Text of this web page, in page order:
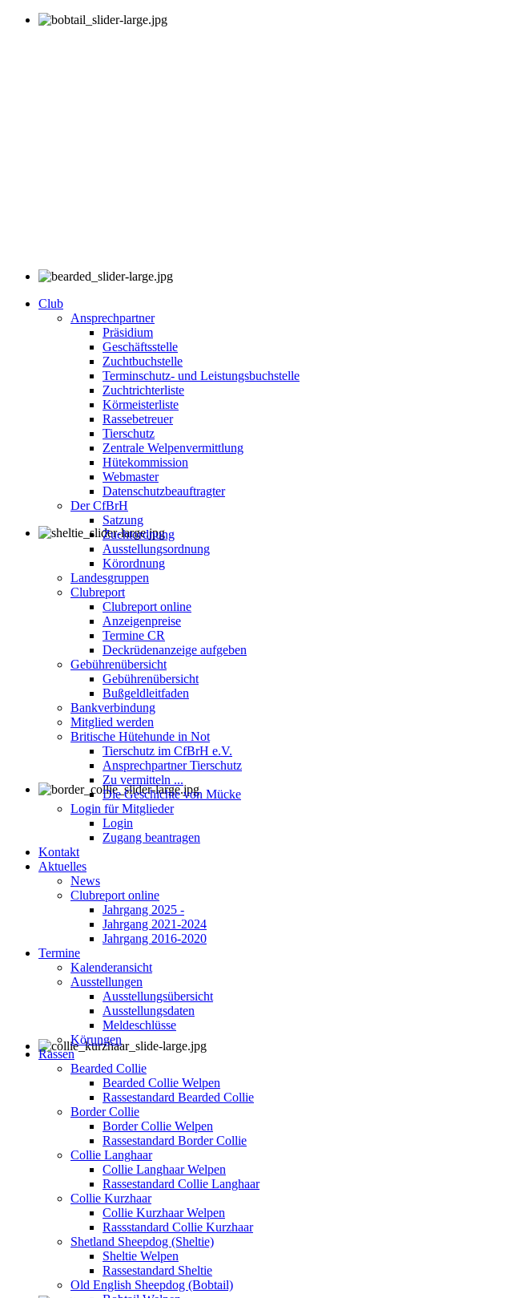
Club
Ansprechpartner
Präsidium
Geschäftsstelle
Zuchtbuchstelle
Terminschutz- und Leistungsbuchstelle
Zuchtrichterliste
Körmeisterliste
Rassebetreuer
Tierschutz
Zentrale Welpenvermittlung
Hütekommission
Webmaster
Datenschutzbeauftragter
Der CfBrH
Satzung
Zuchtordnung
Ausstellungsordnung
Körordnung
Landesgruppen
Clubreport
Clubreport online
Anzeigenpreise
Termine CR
Deckrüdenanzeige aufgeben
Gebührenübersicht
Gebührenübersicht
Bußgeldleitfaden
Bankverbindung
Mitglied werden
Britische Hütehunde in Not
Tierschutz im CfBrH e.V.
Ansprechpartner Tierschutz
Zu vermitteln ...
Die Geschichte von Mücke
Login für Mitglieder
Login
Zugang beantragen
Kontakt
Aktuelles
News
Clubreport online
Jahrgang 2025 -
Jahrgang 2021-2024
Jahrgang 2016-2020
Termine
Kalenderansicht
Ausstellungen
Ausstellungsübersicht
Ausstellungsdaten
Meldeschlüsse
Körungen
Rassen
Bearded Collie
Bearded Collie Welpen
Rassestandard Bearded Collie
Border Collie
Border Collie Welpen
Rassestandard Border Collie
Collie Langhaar
Collie Langhaar Welpen
Rassestandard Collie Langhaar
Collie Kurzhaar
Collie Kurzhaar Welpen
Rassstandard Collie Kurzhaar
Shetland Sheepdog (Sheltie)
Sheltie Welpen
Rassestandard Sheltie
Old English Sheepdog (Bobtail)